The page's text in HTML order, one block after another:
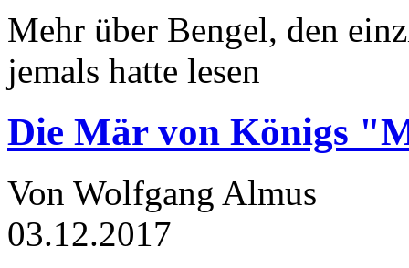
Mehr über Bengel, den
jemals hatte lesen
Die Mär von Königs
Von Wolfgang Almus
03.12.2017